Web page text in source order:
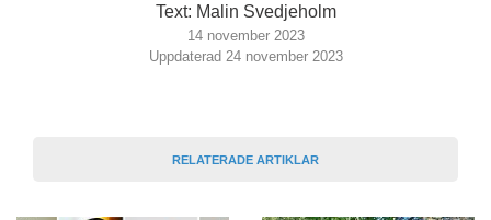
Text: Malin Svedjeholm
14 november 2023
Uppdaterad 24 november 2023
RELATERADE ARTIKLAR